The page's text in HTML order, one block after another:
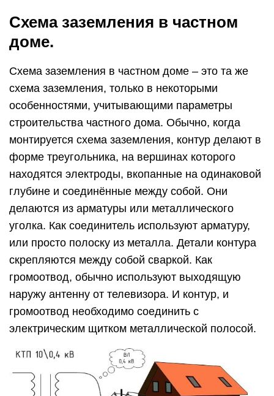
Схема заземления в частном
доме.
Схема заземления в частном доме – это та же
схема заземления, только в некоторыми
особенностями, учитывающими параметры
строительства частного дома. Обычно, когда
монтируется схема заземления, контур делают в
форме треугольника, на вершинах которого
находятся электроды, вкопанные на одинаковой
глубине и соединённые между собой. Они
делаются из арматуры или металлического
уголка. Как соединитель используют арматуру,
или просто полоску из металла. Детали контура
скрепляются между собой сваркой. Как
громоотвод, обычно используют выходящую
наружу антенну от телевизора. И контур, и
громоотвод необходимо соединить с
электрическим щитком металлической полосой.